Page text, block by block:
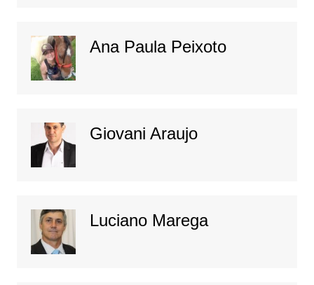
Ana Paula Peixoto
Giovani Araujo
Luciano Marega